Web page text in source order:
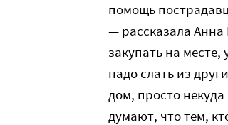
помощь
— рассказала
закупать на
надо слать из
дом, просто
думают, что тем,